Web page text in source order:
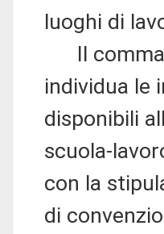
luoghi di
Il comma
individua le
disponibili
scuola-
con la
di